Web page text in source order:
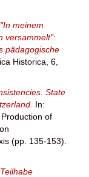
"In meinem
versammelt":
pädagogische
Historica, 6,
State
In:
of
(pp. 135-153).
Teilhabe